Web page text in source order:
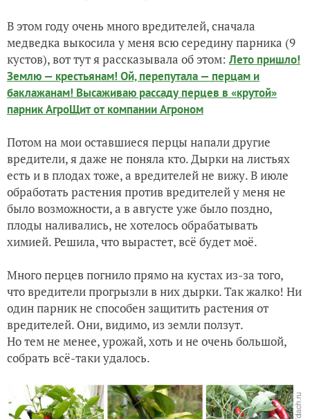
В этом году очень много вредителей, сначала
медведка выкосила у меня всю середину парника (9
кустов), вот тут я рассказывала об этом:Лето пришло!
Землю — крестьянам! Ой, перепутала — перцам и
баклажанам! Высаживаю рассаду перцев в «крутой»
парник АгроЩит от компании Агроном
Потом на мои оставшиеся перцы напали другие
вредители, я даже не поняла кто. Дырки на листьях
есть и в плодах тоже, а вредителей не вижу. В июле
обработать растения против вредителей у меня не
было возможности, а в августе уже было поздно,
плоды наливались, не хотелось обрабатывать
химией. Решила, что вырастет, всё будет моё.
Много перцев погнило прямо на кустах из-за того,
что вредители прогрызли в них дырки. Так жалко! Ни
один парник не способен защитить растения от
вредителей. Они, видимо, из земли ползут.
Но тем не менее, урожай, хоть и не очень большой,
собрать всё-таки удалось.